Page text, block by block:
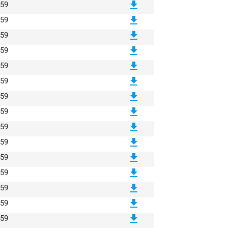
file_download
file_download
file_download
file_download
file_download
file_download
file_download
file_download
file_download
file_download
file_download
file_download
file_download
file_download
file_download